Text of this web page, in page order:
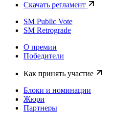
Скачать регламент
SM Public Vote
SM Retrograde
О премии
Победители
Как принять участие
Блоки и номинации
Жюри
Партнеры